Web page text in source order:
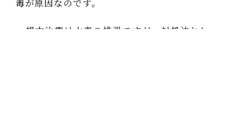
毒が原因なのです。
根本治療は水毒の排泄ですが、対処法とし